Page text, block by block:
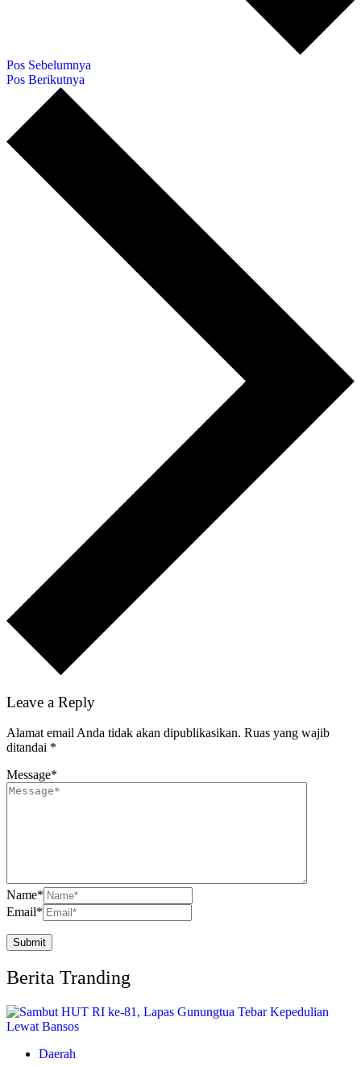
Pos Sebelumnya
Pos Berikutnya
Leave a Reply
Alamat email Anda tidak akan dipublikasikan. Ruas yang wajib
ditandai *
Message*
Name*
Email*
Berita Tranding
Daerah